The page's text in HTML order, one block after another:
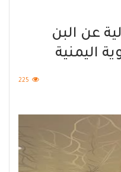
عن البن
اليمنية
225